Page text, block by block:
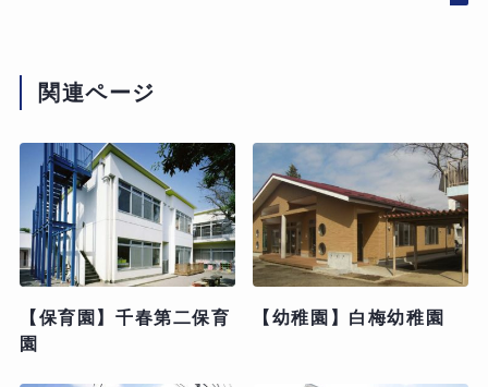
関連ページ
【保育園】千春第二保育
園
【幼稚園】白梅幼稚園